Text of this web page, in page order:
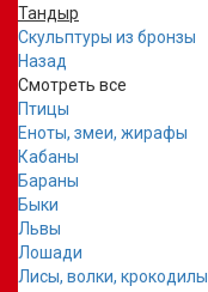
Тандыр
Скульптуры из бронзы
Назад
Смотреть все
Птицы
Еноты, змеи, жирафы
Кабаны
Бараны
Быки
Львы
Лошади
Лисы, волки, крокодилы